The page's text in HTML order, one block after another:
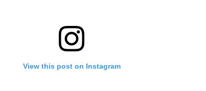
View this post on Instagram